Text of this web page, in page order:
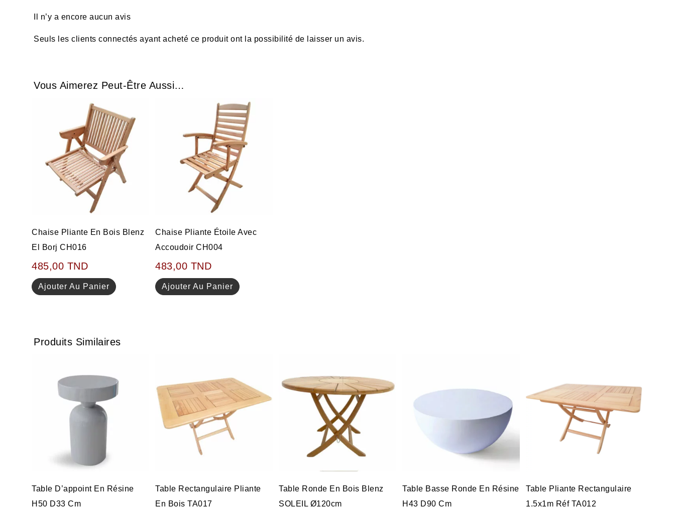
Il n’y a encore aucun avis
Seuls les clients connectés ayant acheté ce produit ont la possibilité de laisser un avis.
Vous Aimerez Peut-Être Aussi…
Chaise Pliante En Bois Blenz
El Borj CH016
485,00 TND
Ajouter Au Panier
Chaise Pliante Étoile Avec
Accoudoir CH004
483,00 TND
Ajouter Au Panier
Produits Similaires
Table D’appoint En Résine
H50 D33 Cm
Table Rectangulaire Pliante
En Bois TA017
Table Ronde En Bois Blenz
SOLEIL Ø120cm
Table Basse Ronde En Résine
H43 D90 Cm
Table Pliante Rectangulaire
1.5x1m Réf TA012